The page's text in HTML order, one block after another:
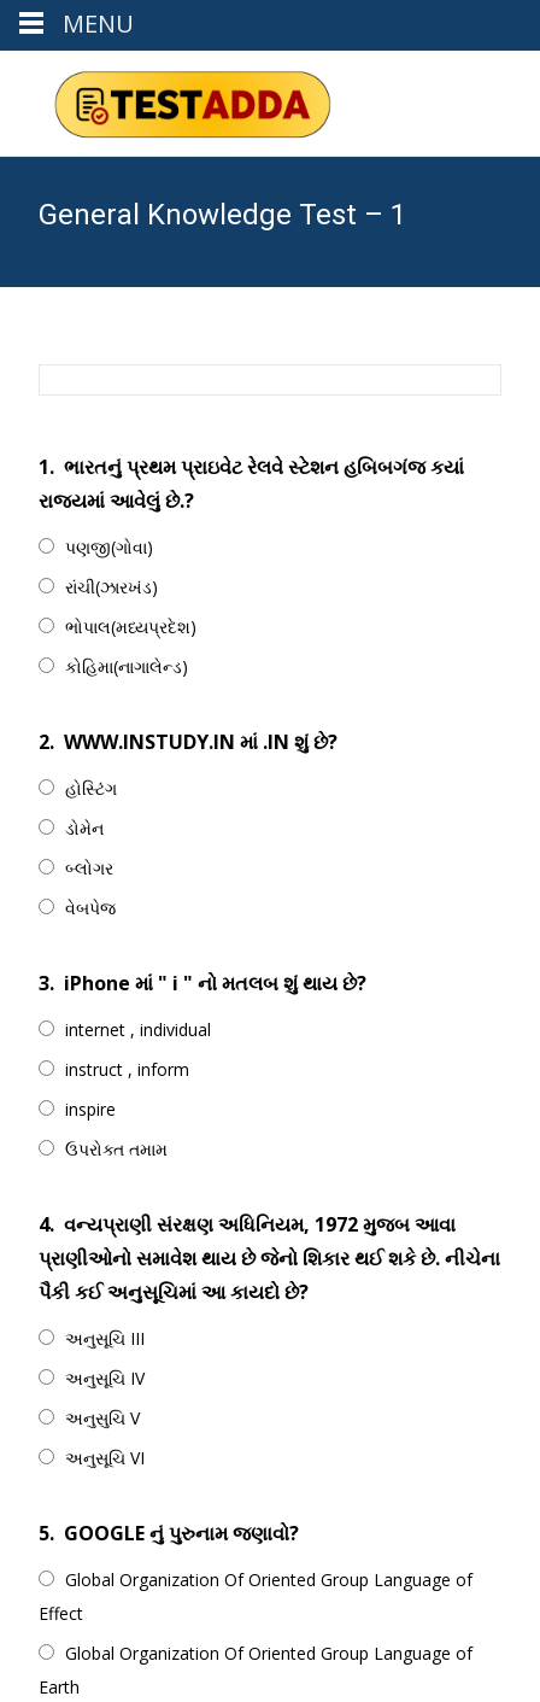
General Knowledge Test – 1
1. ભારતનું પ્રથમ પ્રાઇવેટ રેલવે સ્ટેશન હબિબગંજ કયાં
રાજ્યમાં આવેલું છે.?
પણજી(ગોવા)
રાંચી(ઝારખંડ)
ભોપાલ(મધ્યપ્રદેશ)
કોહિમા(નાગાલેન્ડ)
2. WWW.INSTUDY.IN માં .IN શું છે?
હોસ્ટિંગ
ડોમેન
બ્લોગર
વેબપેજ
3. iPhone માં " i " નો મતલબ શું થાય છે?
internet , individual
instruct , inform
inspire
ઉપરોક્ત તમામ
4. વન્યપ્રાણી સંરક્ષણ અધિનિયમ, 1972 મુજબ આવા
પ્રાણીઓનો સમાવેશ થાય છે જેનો શિકાર થઈ શકે છે. નીચેના
પૈકી કઈ અનુસૂચિમાં આ કાયદો છે?
અનુસૂચિ III
અનુસૂચિ IV
અનુસુચિ V
અનુસૂચિ VI
5. GOOGLE નું પુરુનામ જણાવો?
Global Organization Of Oriented Group Language of
Effect
Global Organization Of Oriented Group Language of
Earth
MENU